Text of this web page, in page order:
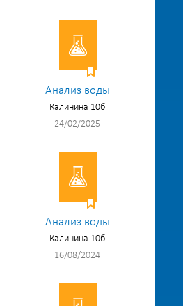
Анализ воды
Калинина 10б
24/02/2025
Анализ воды
Калинина 10б
16/08/2024